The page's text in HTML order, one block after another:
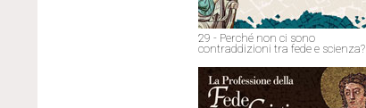
29 - Perché non ci sono
contraddizioni tra fede e scienza?